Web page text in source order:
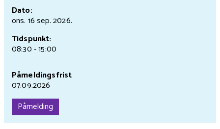
Dato:
ons. 16 sep.2026.
Tidspunkt:
08:30 - 15:00
Påmeldingsfrist
07.09.2026
Påmelding